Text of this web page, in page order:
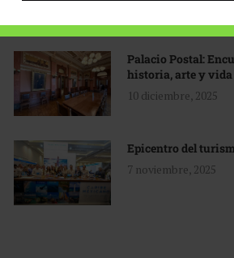
31 marzo, 2026
Palacio Postal:
historia, arte y
10 diciembre, 2025
Epicentro del
7 noviembre, 2025